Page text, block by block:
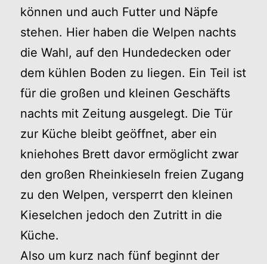
können und auch Futter und Näpfe
stehen. Hier haben die Welpen nachts
die Wahl, auf den Hundedecken oder
dem kühlen Boden zu liegen. Ein Teil ist
für die großen und kleinen Geschäfts
nachts mit Zeitung ausgelegt. Die Tür
zur Küche bleibt geöffnet, aber ein
kniehohes Brett davor ermöglicht zwar
den großen Rheinkieseln freien Zugang
zu den Welpen, versperrt den kleinen
Kieselchen jedoch den Zutritt in die
Küche.
Also um kurz nach fünf beginnt der